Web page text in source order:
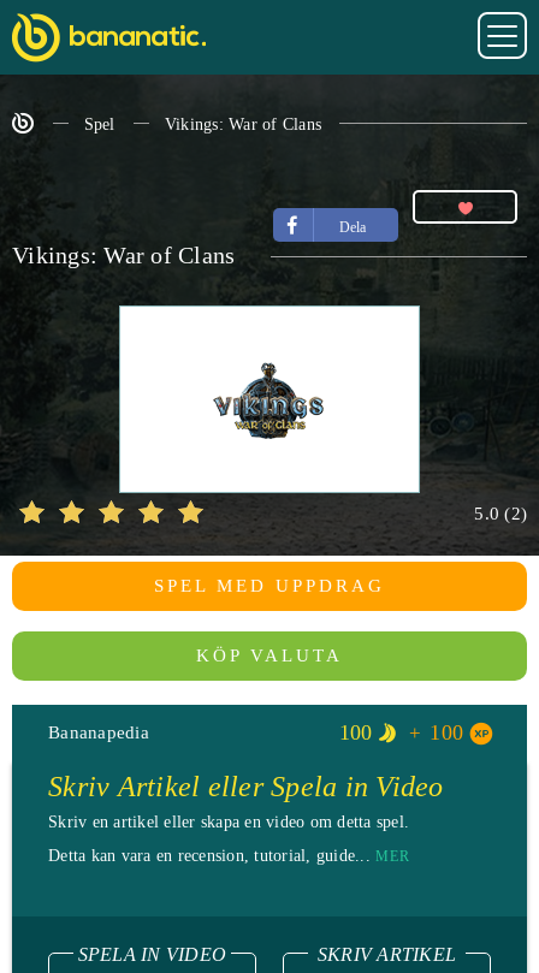
Spel Vikings: War of Clans
Dela
Vikings: War of Clans
5.0 (2)
SPEL MED UPPDRAG
KÖP VALUTA
Bananapedia 100 100
Skriv Artikel eller Spela in Video
Skriv en artikel eller skapa en video om detta spel.
Detta kan vara en recension, tutorial, guide... MER
SPELA IN VIDEO SKRIV ARTIKEL